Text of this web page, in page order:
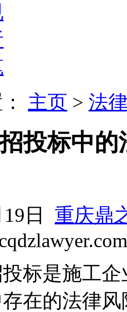
主页 > 法
投标中
日 重庆鼎
标是施工
在的法律